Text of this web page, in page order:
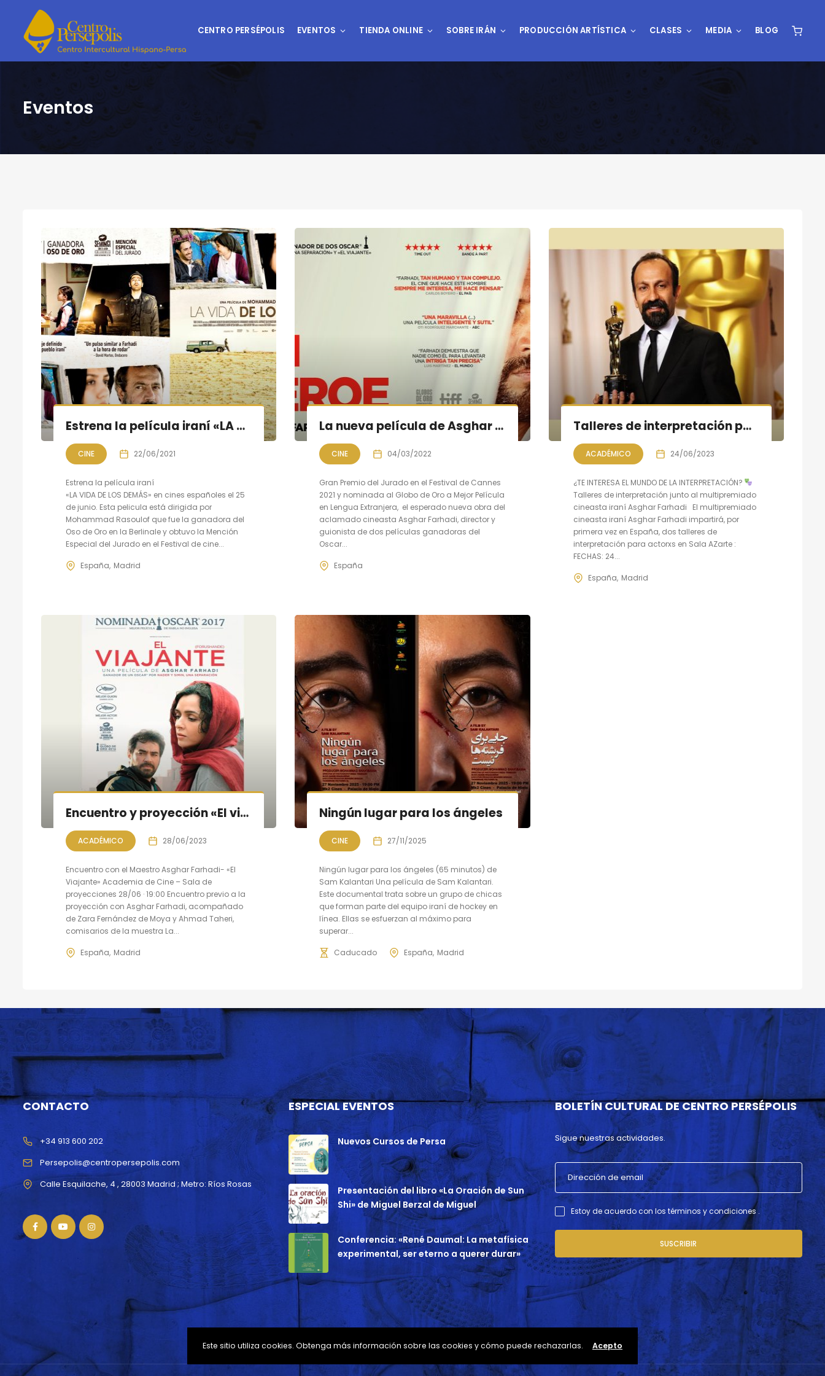
CENTRO PERSÉPOLIS EVENTOS TIENDA ONLINE SOBRE IRÁN PRODUCCIÓN ARTÍSTICA CLASES MEDIA BLOG
Eventos
Estrena la película iraní «LA VIDA DE LOS DEMÁS» en cines españoles
CINE 22/06/2021
Estrena la película iraní
«LA VIDA DE LOS DEMÁS» en cines españoles el 25
de junio. Esta pelicula está dirigida por
Mohammad Rasoulof que fue la ganadora del
Oso de Oro en la Berlinale y obtuvo la Mención
Especial del Jurado en el Festival de cine...
España Madrid
La nueva película de Asghar Farhadi «Un héroe» 4 de marzo en cines
CINE 04/03/2022
Gran Premio del Jurado en el Festival de Cannes
2021 y nominada al Globo de Oro a Mejor Película
en Lengua Extranjera, el esperado nueva obra del
aclamado cineasta Asghar Farhadi, director y
guionista de dos películas ganadoras del
Oscar...
España
Talleres de interpretación para actores junto a Asghar Farhadi
ACADÉMICO 24/06/2023
¿TE INTERESA EL MUNDO DE LA INTERPRETACIÓN?
Talleres de interpretación junto al multipremiado
cineasta iraní Asghar Farhadi El multipremiado
cineasta iraní Asghar Farhadi impartirá, por
primera vez en España, dos talleres de
interpretación para actorxs en Sala AZarte :
FECHAS: 24...
España Madrid
Encuentro y proyección «El viajante» con Asghar Farhadi
ACADÉMICO 28/06/2023
Encuentro con el Maestro Asghar Farhadi- «El
Viajante» Academia de Cine – Sala de
proyecciones 28/06 · 19:00 Encuentro previo a la
proyección con Asghar Farhadi, acompañado
de Zara Fernández de Moya y Ahmad Taheri,
comisarios de la muestra La...
España Madrid
Ningún lugar para los ángeles
CINE 27/11/2025
Ningún lugar para los ángeles (65 minutos) de
Sam Kalantari Una película de Sam Kalantari.
Este documental trata sobre un grupo de chicas
que forman parte del equipo iraní de hockey en
línea. Ellas se esfuerzan al máximo para
superar...
Caducado España Madrid
CONTACTO
Persepolis@centropersepolis.com
+34 913 600 202
ESPECIAL EVENTOS
Nuevos Cursos de Persa
Presentación del libro «La Oración de Sun
Shi» de Miguel Berzal de Miguel
Conferencia: «René Daumal: La metafísica
experimental, ser eterno a querer durar»
BOLETÍN CULTURAL DE CENTRO PERSÉPOLIS
Sigue nuestras actividades.
Estoy de acuerdo con los términos y condiciones .
SUSCRIBIR
Este sitio utiliza cookies. Obtenga más información sobre las cookies y cómo puede rechazarlas. Acepto